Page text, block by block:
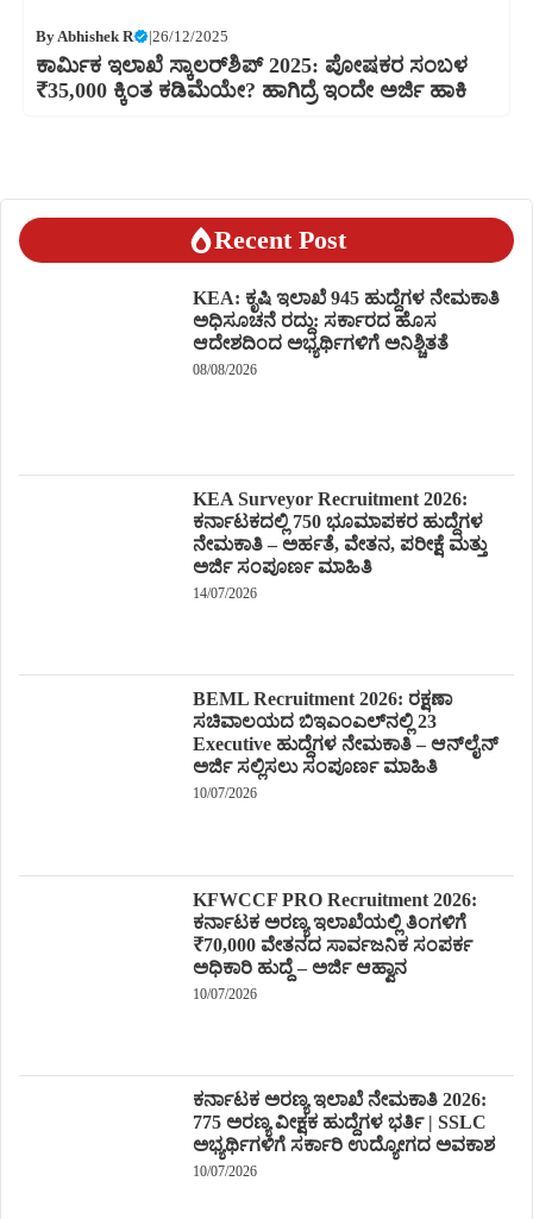
ByAbhishek R |26/12/2025
ಕಾರ್ಮಿಕ ಇಲಾಖೆ ಸ್ಕಾಲರ್‌ಶಿಪ್ 2025: ಪೋಷಕರ ಸಂಬಳ
₹35,000 ಕ್ಕಿಂತ ಕಡಿಮೆಯೇ? ಹಾಗಿದ್ರೆ ಇಂದೇ ಅರ್ಜಿ ಹಾಕಿ
Recent Post
KEA: ಕೃಷಿ ಇಲಾಖೆ 945 ಹುದ್ದೆಗಳ ನೇಮಕಾತಿ
ಅಧಿಸೂಚನೆ ರದ್ದು: ಸರ್ಕಾರದ ಹೊಸ
ಆದೇಶದಿಂದ ಅಭ್ಯರ್ಥಿಗಳಿಗೆ ಅನಿಶ್ಚಿತತೆ
08/08/2026
KEA Surveyor Recruitment 2026:
ಕರ್ನಾಟಕದಲ್ಲಿ 750 ಭೂಮಾಪಕರ ಹುದ್ದೆಗಳ
ನೇಮಕಾತಿ – ಅರ್ಹತೆ, ವೇತನ, ಪರೀಕ್ಷೆ ಮತ್ತು
ಅರ್ಜಿ ಸಂಪೂರ್ಣ ಮಾಹಿತಿ
14/07/2026
BEML Recruitment 2026: ರಕ್ಷಣಾ
ಸಚಿವಾಲಯದ ಬಿಇಎಂಎಲ್‌ನಲ್ಲಿ 23
Executive ಹುದ್ದೆಗಳ ನೇಮಕಾತಿ – ಆನ್‌ಲೈನ್
ಅರ್ಜಿ ಸಲ್ಲಿಸಲು ಸಂಪೂರ್ಣ ಮಾಹಿತಿ
10/07/2026
KFWCCF PRO Recruitment 2026:
ಕರ್ನಾಟಕ ಅರಣ್ಯ ಇಲಾಖೆಯಲ್ಲಿ ತಿಂಗಳಿಗೆ
₹70,000 ವೇತನದ ಸಾರ್ವಜನಿಕ ಸಂಪರ್ಕ
ಅಧಿಕಾರಿ ಹುದ್ದೆ – ಅರ್ಜಿ ಆಹ್ವಾನ
10/07/2026
ಕರ್ನಾಟಕ ಅರಣ್ಯ ಇಲಾಖೆ ನೇಮಕಾತಿ 2026:
775 ಅರಣ್ಯ ವೀಕ್ಷಕ ಹುದ್ದೆಗಳ ಭರ್ತಿ | SSLC
ಅಭ್ಯರ್ಥಿಗಳಿಗೆ ಸರ್ಕಾರಿ ಉದ್ಯೋಗದ ಅವಕಾಶ
10/07/2026